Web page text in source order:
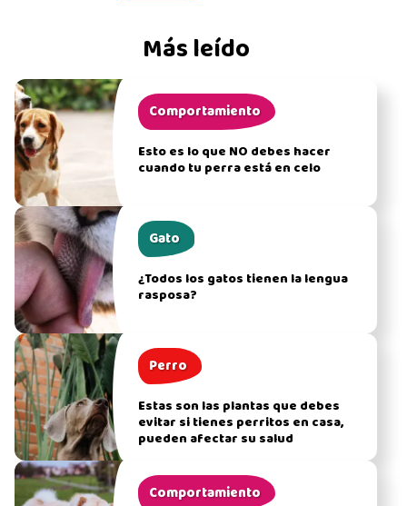
Más leído
Comportamiento
Esto es lo que NO debes hacer
cuando tu perra está en celo
Gato
¿Todos los gatos tienen la lengua
rasposa?
Perro
Estas son las plantas que debes
evitar si tienes perritos en casa,
pueden afectar su salud
Comportamiento